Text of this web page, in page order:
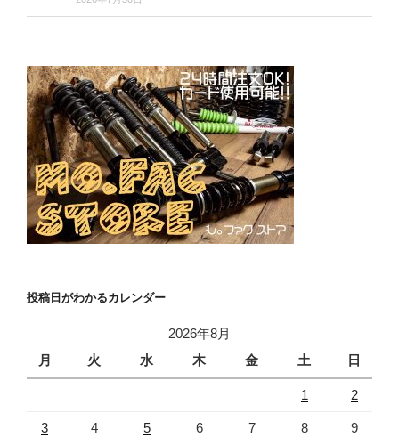
投稿日がわかるカレンダー
2026年8月
月
火 水 木 金 土 日
1 2
3 4 5 6 7 8 9